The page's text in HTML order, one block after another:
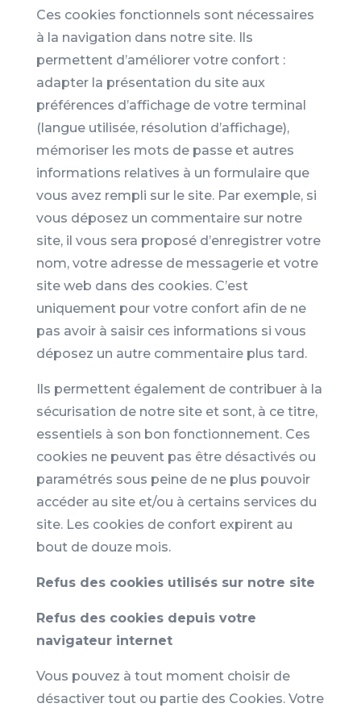
Ces cookies fonctionnels sont nécessaires
à la navigation dans notre site. Ils
permettent d’améliorer votre confort :
adapter la présentation du site aux
préférences d’affichage de votre terminal
(langue utilisée, résolution d’affichage),
mémoriser les mots de passe et autres
informations relatives à un formulaire que
vous avez rempli sur le site. Par exemple, si
vous déposez un commentaire sur notre
site, il vous sera proposé d’enregistrer votre
nom, votre adresse de messagerie et votre
site web dans des cookies. C’est
uniquement pour votre confort afin de ne
pas avoir à saisir ces informations si vous
déposez un autre commentaire plus tard.
Ils permettent également de contribuer à la
sécurisation de notre site et sont, à ce titre,
essentiels à son bon fonctionnement. Ces
cookies ne peuvent pas être désactivés ou
paramétrés sous peine de ne plus pouvoir
accéder au site et/ou à certains services du
site. Les cookies de confort expirent au
bout de douze mois.
Refus des cookies utilisés sur notre site
Refus des cookies depuis votre
navigateur internet
Vous pouvez à tout moment choisir de
désactiver tout ou partie des Cookies. Votre